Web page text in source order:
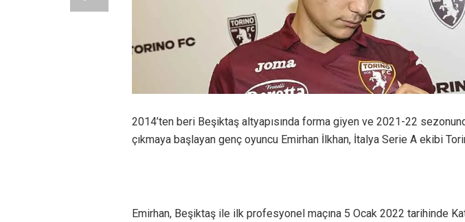
2014’ten beri Beşiktaş altyapısında forma giyen ve 2021-22
çıkmaya başlayan genç oyuncu Emirhan İlkhan, İtalya Serie A ekibi
Emirhan, Beşiktaş ile ilk profesyonel maçına 5 Ocak 2022 tarihinde